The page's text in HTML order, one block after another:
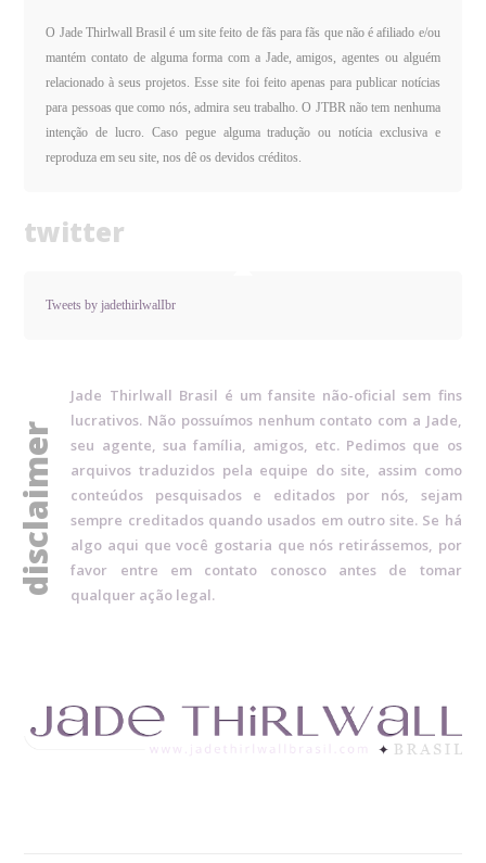
O Jade Thirlwall Brasil é um site feito de fãs para fãs que não é afiliado e/ou
mantém contato de alguma forma com a Jade, amigos, agentes ou alguém
relacionado à seus projetos. Esse site foi feito apenas para publicar notícias
para pessoas que como nós, admira seu trabalho. O JTBR não tem nenhuma
intenção de lucro. Caso pegue alguma tradução ou notícia exclusiva e
reproduza em seu site, nos dê os devidos créditos.
twitter
Tweets by jadethirlwalIbr
disclaimer
Jade Thirlwall Brasil é um fansite não-oficial sem fins
lucrativos. Não possuímos nenhum contato com a Jade,
seu agente, sua família, amigos, etc. Pedimos que os
arquivos traduzidos pela equipe do site, assim como
conteúdos pesquisados e editados por nós, sejam
sempre creditados quando usados em outro site. Se há
algo aqui que você gostaria que nós retirássemos, por
favor entre em contato conosco antes de tomar
qualquer ação legal.